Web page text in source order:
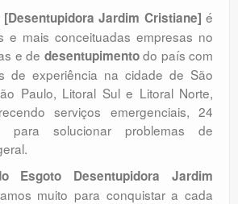
Jardim Cristiane] é
e mais conceituadas empresas no
e de desentupimentodo país com
de experiência na cidade de São
Paulo, Litoral Sul e Litoral Norte,
serviços emergenciais, 24
solucionar problemas de
Esgoto Desentupidora Jardim
muito para conquistar a cada